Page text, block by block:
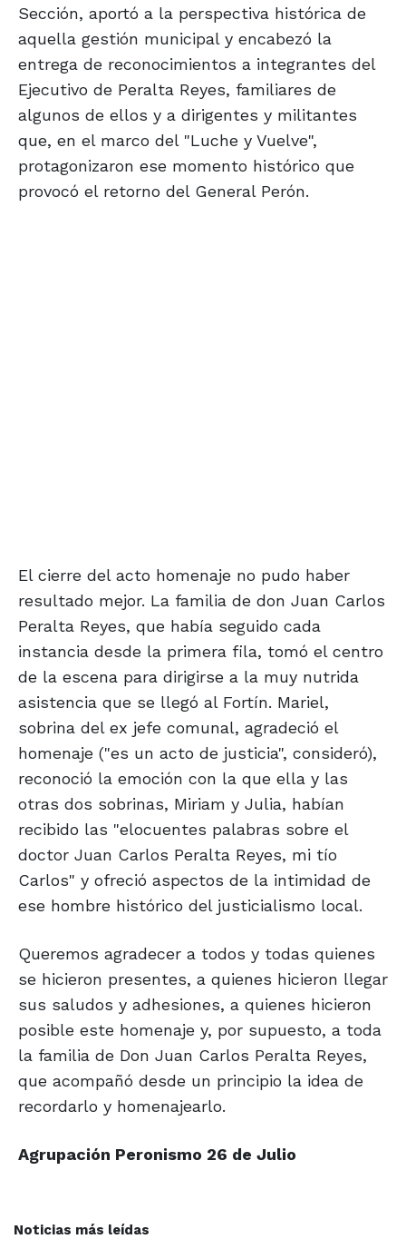
Sección, aportó a la perspectiva histórica de
aquella gestión municipal y encabezó la
entrega de reconocimientos a integrantes del
Ejecutivo de Peralta Reyes, familiares de
algunos de ellos y a dirigentes y militantes
que, en el marco del "Luche y Vuelve",
protagonizaron ese momento histórico que
provocó el retorno del General Perón.
El cierre del acto homenaje no pudo haber
resultado mejor. La familia de don Juan Carlos
Peralta Reyes, que había seguido cada
instancia desde la primera fila, tomó el centro
de la escena para dirigirse a la muy nutrida
asistencia que se llegó al Fortín. Mariel,
sobrina del ex jefe comunal, agradeció el
homenaje ("es un acto de justicia", consideró),
reconoció la emoción con la que ella y las
otras dos sobrinas, Miriam y Julia, habían
recibido las "elocuentes palabras sobre el
doctor Juan Carlos Peralta Reyes, mi tío
Carlos" y ofreció aspectos de la intimidad de
ese hombre histórico del justicialismo local.
Queremos agradecer a todos y todas quienes
se hicieron presentes, a quienes hicieron llegar
sus saludos y adhesiones, a quienes hicieron
posible este homenaje y, por supuesto, a toda
la familia de Don Juan Carlos Peralta Reyes,
que acompañó desde un principio la idea de
recordarlo y homenajearlo.
Agrupación Peronismo 26 de Julio
Noticias más leídas